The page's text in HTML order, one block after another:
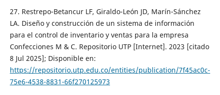
27. Restrepo-Betancur LF, Giraldo-León JD, Marín-Sánchez
LA. Diseño y construcción de un sistema de información
para el control de inventario y ventas para la empresa
Confecciones M & C. Repositorio UTP [Internet]. 2023 [citado
8 Jul 2025]; Disponible en:
https://repositorio.utp.edu.co/entities/publication/7f45ac0c-
75e6-4538-8831-66f270125973